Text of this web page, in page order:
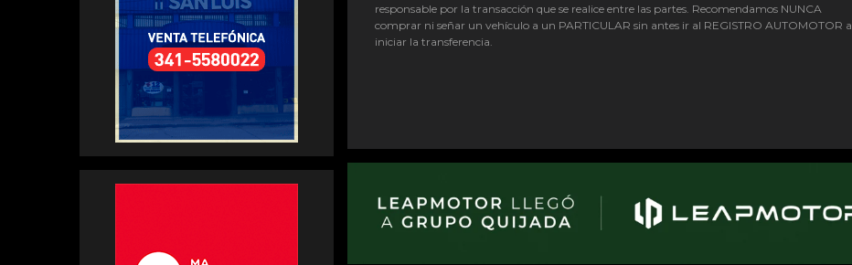
responsable por la transacción que se realice entre las partes. Recomendamos NUNCA
comprar ni señar un vehículo a un PARTICULAR sin antes ir al REGISTRO AUTOMOTOR a
iniciar la transferencia.